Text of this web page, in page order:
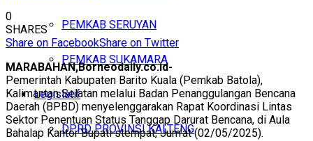
PEMKAB SERUYAN
PEMKAB SUKAMARA
Legislatif
DPRD PROVINSI KALTENG
0
SHARES
Share on FacebookShare on Twitter
MARABAHAN,Borneodaily.co.id-
Pemerintah Kabupaten Barito Kuala (Pemkab Batola),
Kalimantan Selatan melalui Badan Penanggulangan Bencana
Daerah (BPBD) menyelenggarakan Rapat Koordinasi Lintas
Sektor Penentuan Status Tanggap Darurat Bencana, di Aula
Bahalap Kantor Bupati stempat, Jum’at (02/05/2025).